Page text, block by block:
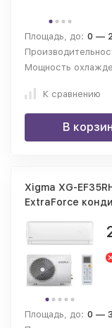
Площадь, до: 0 —
Мощность
К сравнению
В
Xigma XG-
ExtraForce
Площадь, до: 0 —